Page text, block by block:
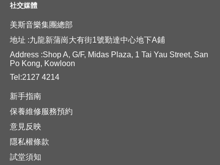
社交媒體
美斯音樂集團總部
地址 :九龍新蒲崗大有街1號勤達中心地下A鋪
Address :Shop A, G/F, Midas Plaza, 1 Tai Yau Street, San
Po Kong, Kowloon
Tel:2127 4214
新手指南
保養維修服務預約
意見反映
隱私權條款
試堂須知